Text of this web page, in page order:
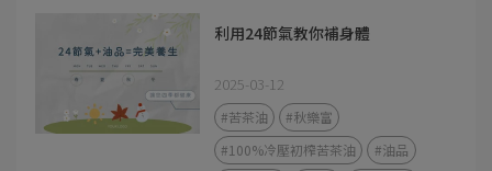
利用24節氣教你補身體
2025-03-12
#苦茶油
#秋樂富
#100%冷壓初榨苦茶油
#油品